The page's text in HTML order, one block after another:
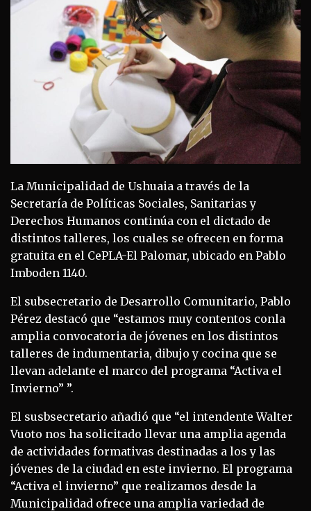
La Municipalidad de Ushuaia a través de la
Secretaría de Políticas Sociales, Sanitarias y
Derechos Humanos continúa con el dictado de
distintos talleres, los cuales se ofrecen en forma
gratuita en el CePLA-El Palomar, ubicado en Pablo
Imboden 1140.
El subsecretario de Desarrollo Comunitario, Pablo
Pérez destacó que “estamos muy contentos conla
amplia convocatoria de jóvenes en los distintos
talleres de indumentaria, dibujo y cocina que se
llevan adelante el marco del programa “Activa el
Invierno” ”.
El susbsecretario añadió que “el intendente Walter
Vuoto nos ha solicitado llevar una amplia agenda
de actividades formativas destinadas a los y las
jóvenes de la ciudad en este invierno. El programa
“Activa el invierno” que realizamos desde la
Municipalidad ofrece una amplia variedad de